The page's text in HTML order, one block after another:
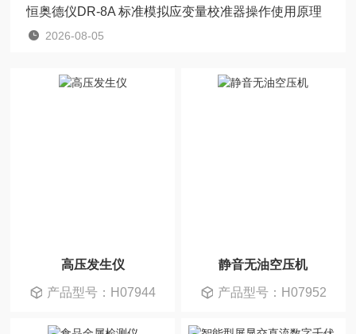
恒奥德仪DR-8A 标准模拟应变量校准器操作使用原理
2026-08-05
高压发生仪
产品型号：H07944
静音无油空压机
产品型号：H07952